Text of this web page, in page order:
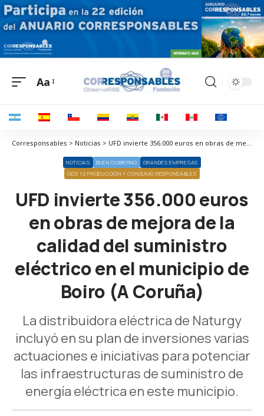
Aa
Corresponsables > Noticias > UFD invierte 356.000 euros en obras de mejora de la calidad del suministro eléctrico en el municipio de Boiro (A Coruña)
NOTICIAS BUEN GOBIERNO
GRANDES EMPRESAS
ODS 12 PRODUCCIÓN Y CONSUMO RESPONSABLES
UFD invierte 356.000 euros
en obras de mejora de la
calidad del suministro
eléctrico en el municipio de
Boiro (A Coruña)
La distribuidora eléctrica de Naturgy
incluyó en su plan de inversiones varias
actuaciones e iniciativas para potenciar
las infraestructuras de suministro de
energía eléctrica en este municipio.